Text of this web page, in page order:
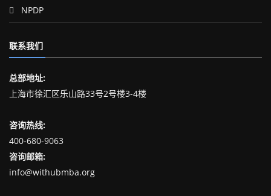
NPDP
联系我们
总部地址:
上海市徐汇区乐山路33号2号楼3-4楼
咨询热线:
400-680-9063
咨询邮箱:
info@withubmba.org